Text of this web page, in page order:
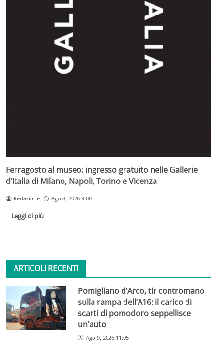
Ferragosto al museo: ingresso gratuito nelle Gallerie
d’Italia di Milano, Napoli, Torino e Vicenza
Redazione Ago 8, 2026 9:00
Leggi di più
ARTICOLI RECENTI
Pomigliano d’Arco, tir contromano
sulla rampa dell’A16: il carico di
scarti di pomodoro seppellisce
un’auto
Ago 9, 2026 11:05